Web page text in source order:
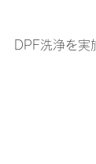
DPF洗浄を実